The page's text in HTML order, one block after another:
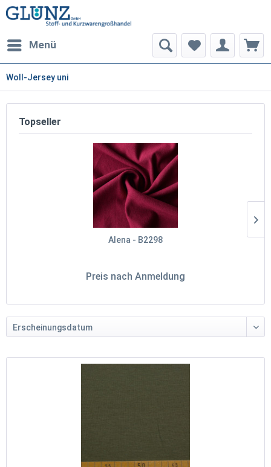
Menü
Woll-Jersey uni
Topseller
Alena - B2298
Preis nach Anmeldung